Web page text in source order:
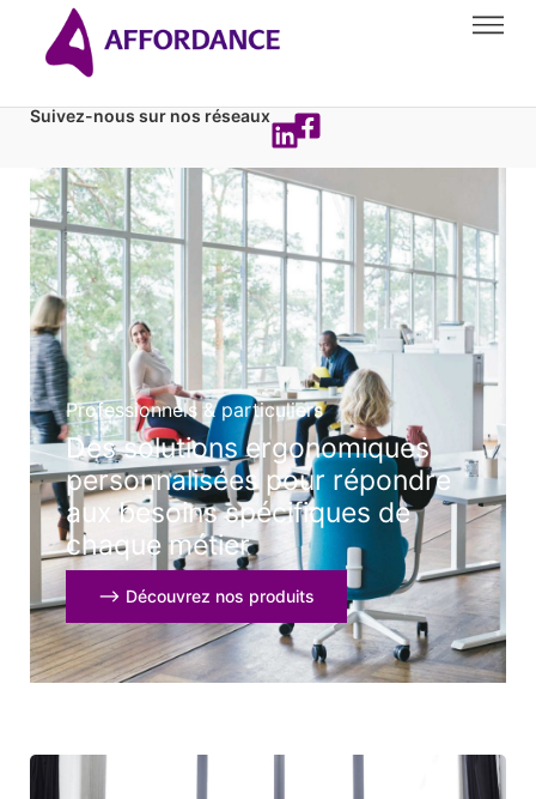
Suivez-nous sur nos réseaux
Professionnels & particuliers
Des solutions ergonomiques
personnalisées pour répondre
aux besoins spécifiques de
chaque métier
⟶ Découvrez nos produits